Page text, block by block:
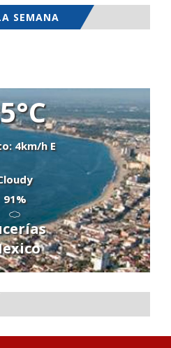
SEMANA
4km/h E
91%